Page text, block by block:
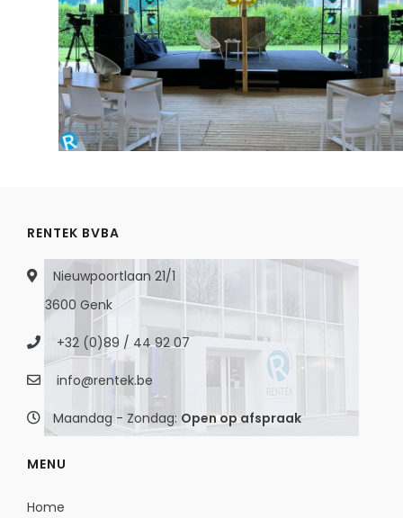
RENTEK BVBA
Nieuwpoortlaan 21/1
3600 Genk
+32 (0)89 / 44 92 07
info@rentek.be
Maandag - Zondag: Open op afspraak
MENU
Home